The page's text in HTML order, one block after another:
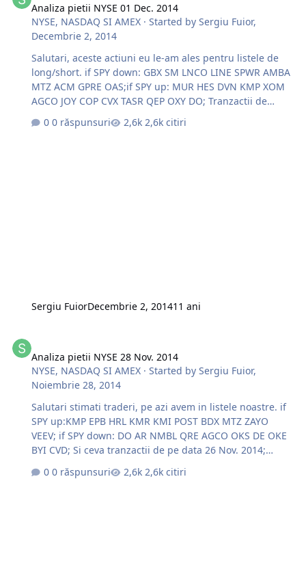
Analiza pietii NYSE 01 Dec. 2014
NYSE, NASDAQ SI AMEX · Started bySergiu Fuior,
Decembrie 2, 2014
Salutari, aceste actiuni eu le-am ales pentru listele de
long/short. if SPY down: GBX SM LNCO LINE SPWR AMBA
MTZ ACM GPRE OAS;if SPY up: MUR HES DVN KMP XOM
AGCO JOY COP CVX TASR QEP OXY DO; Tranzactii de
ieri(01 Dec. 2014);
http://s28.postimg.org/dlvv5g6ux/SKX.jpg
0 răspunsuri 2,6k citiri
Sergiu FuiorDecembrie 2, 201411 ani
Analiza pietii NYSE 28 Nov. 2014
NYSE, NASDAQ SI AMEX · Started bySergiu Fuior,
Noiembrie 28, 2014
Salutari stimati traderi, pe azi avem in listele noastre. if
SPY up:KMP EPB HRL KMR KMI POST BDX MTZ ZAYO
VEEV; if SPY down: DO AR NMBL QRE AGCO OKS DE OKE
BYI CVD; Si ceva tranzactii de pe data 26 Nov. 2014;
http://s28.postimg.org/4oz8043d5/image.jpg
0 răspunsuri 2,6k citiri